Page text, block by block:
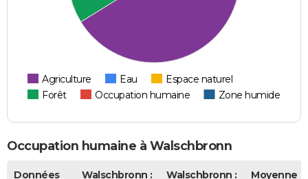
Agriculture Eau
Espace naturel
Forêt
Occupation humaine Zone humide
Occupation humaine à Walschbronn
Données
Walschbronn :
Walschbronn :
Moyenne